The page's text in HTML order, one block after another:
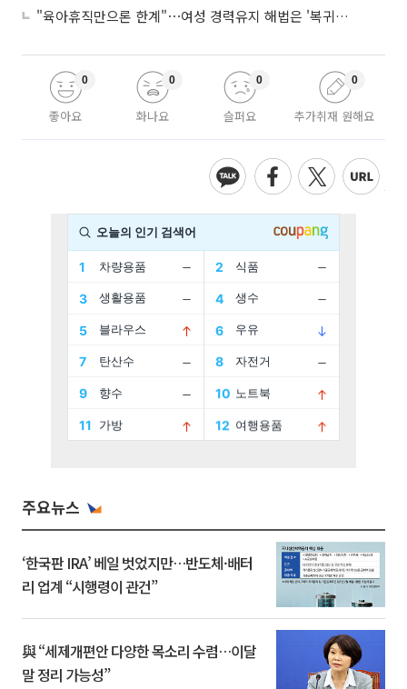
"육아휴직만으론 한계"⋯여성 경력유지 해법은 '복귀 후 유연근무’
좋아요
0
화나요
0
슬퍼요
0
추가취재 원해요
0
주요뉴스
‘한국판 IRA’ 베일 벗었지만…반도체·배터
리 업계 “시행령이 관건”
與 “세제개편안 다양한 목소리 수렴…이달
말 정리 가능성”